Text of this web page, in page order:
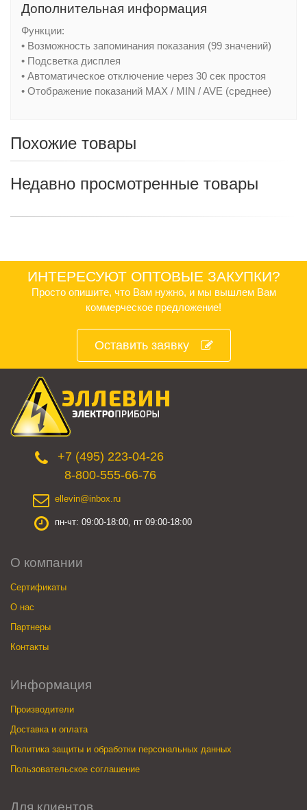
Дополнительная информация
Функции:
• Возможность запоминания показания (99 значений)
• Подсветка дисплея
• Автоматическое отключение через 30 сек простоя
• Отображение показаний MAX / MIN / AVE (среднее)
Похожие товары
Недавно просмотренные товары
ИНТЕРЕСУЮТ ОПТОВЫЕ ЗАКУПКИ?
Просто опишите, что Вам нужно, и мы вышлем Вам
коммерческое предложение!
Оставить заявку
+7 (495) 223-04-26
8-800-555-66-76
ellevin@inbox.ru
пн-чт: 09:00-18:00, пт 09:00-18:00
О компании
Сертификаты
О нас
Партнеры
Контакты
Информация
Производители
Доставка и оплата
Политика защиты и обработки персональных данных
Пользовательское соглашение
Для клиентов